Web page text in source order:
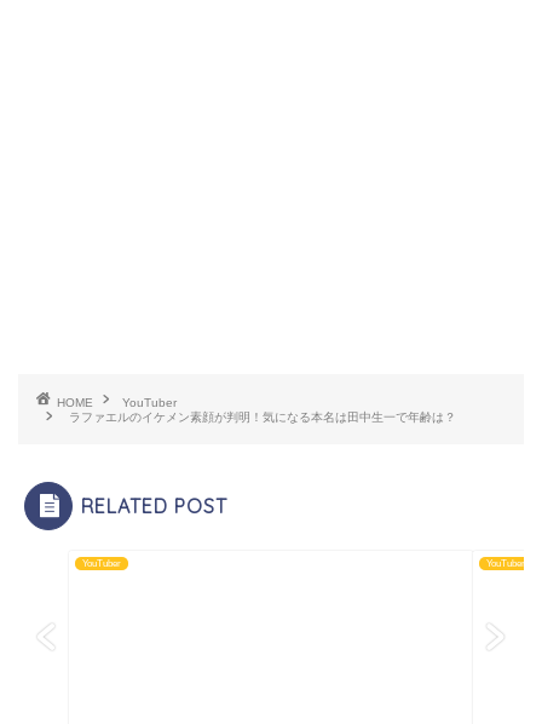
HOME
YouTuber
ラファエルのイケメン素顔が判明！気になる本名は田中生一で年齢は？
RELATED POST
YouTuber YouTuber